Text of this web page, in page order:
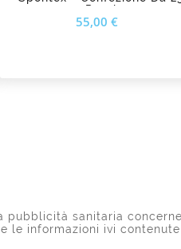
Pezzi
55,00 €
sanitaria
informazioni ivi